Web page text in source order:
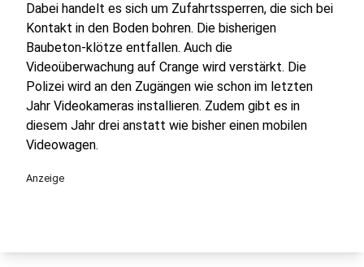
Dabei handelt es sich um Zufahrtssperren, die sich bei
Kontakt in den Boden bohren. Die bisherigen
Baubeton-klötze entfallen. Auch die
Videoüberwachung auf Crange wird verstärkt. Die
Polizei wird an den Zugängen wie schon im letzten
Jahr Videokameras installieren. Zudem gibt es in
diesem Jahr drei anstatt wie bisher einen mobilen
Videowagen.
Anzeige